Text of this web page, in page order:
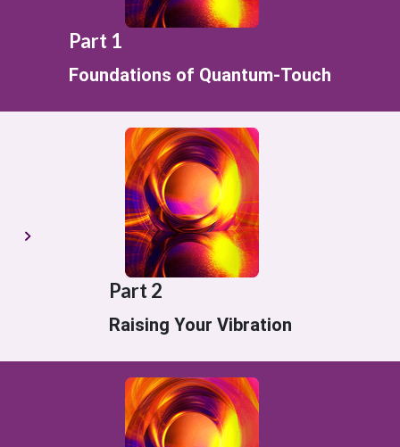
Part 1
Foundations of Quantum-Touch
Part 2
Raising Your Vibration